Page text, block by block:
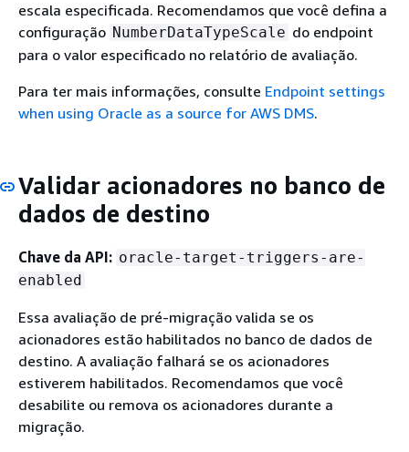
escala especificada. Recomendamos que você defina a
configuração NumberDataTypeScale do endpoint
para o valor especificado no relatório de avaliação.
Para ter mais informações, consulte Endpoint settings
when using Oracle as a source for AWS DMS.
Validar acionadores no banco de
dados de destino
Chave da API: oracle-target-triggers-are-
enabled
Essa avaliação de pré-migração valida se os
acionadores estão habilitados no banco de dados de
destino. A avaliação falhará se os acionadores
estiverem habilitados. Recomendamos que você
desabilite ou remova os acionadores durante a
migração.